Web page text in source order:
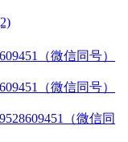
（微信同号）
（微信同号）
（微信同